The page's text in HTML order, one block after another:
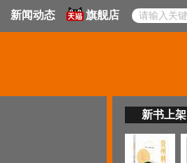
新闻动态 旗舰店
新书上架